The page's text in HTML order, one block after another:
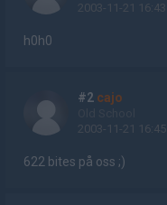
2003-11-21 16:43
h0h0
#2 cajo
2003-11-21 16:45
622 bites på oss ;)